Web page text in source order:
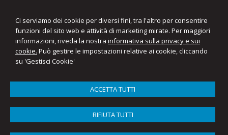
Ci serviamo dei cookie per diversi fini, tra l'altro per consentire
funzioni del sito web e attività di marketing mirate. Per maggiori
informazioni, riveda la nostra informativa sulla privacy e sui
cookie. Può gestire le impostazioni relative ai cookie, cliccando
su 'Gestisci Cookie'
ACCETTA TUTTI
RIFIUTA TUTTI
Contatti